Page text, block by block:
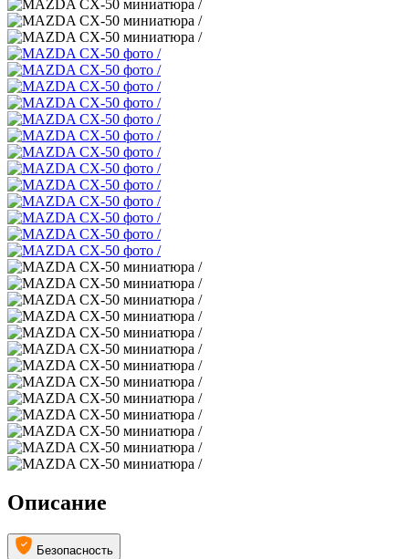
Описание
Безопасность